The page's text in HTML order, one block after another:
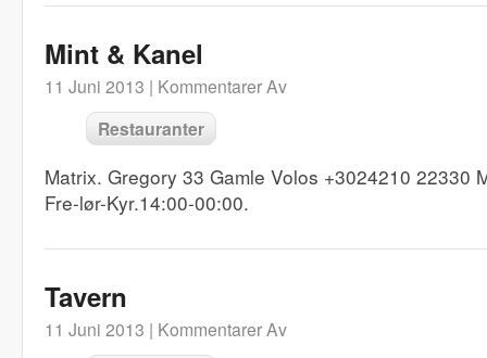
Mint & Kanel
11 Juni 2013 | Kommentarer Av
Restauranter
Matrix. Gregory 33 Gamle Volos +3024210 22330
Fre-lør-Kyr.14:00-00:00.
Tavern
11 Juni 2013 | Kommentarer Av